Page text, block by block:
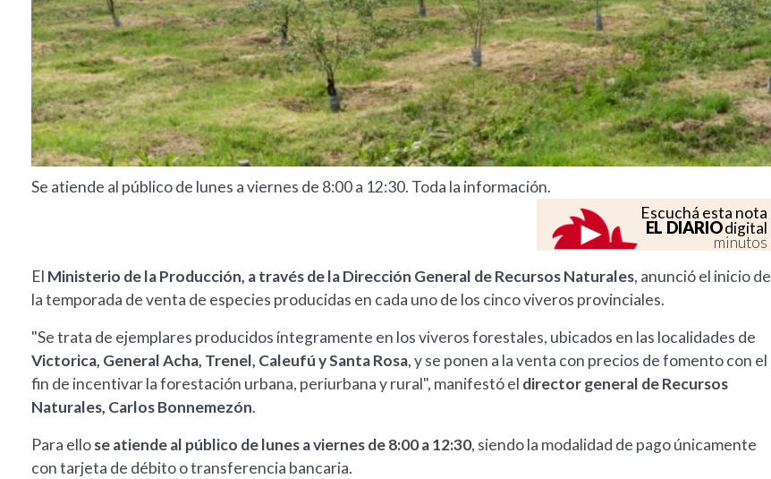
Se atiende al público de lunes a viernes de 8:00 a 12:30. Toda la información.
Escuchá esta nota
EL DIARIOdigital
minutos
El Ministerio de la Producción, a través de la Dirección General de Recursos Naturales, anunció el inicio de
la temporada de venta de especies producidas en cada uno de los cinco viveros provinciales.
"Se trata de ejemplares producidos íntegramente en los viveros forestales, ubicados en las localidades de
Victorica, General Acha, Trenel, Caleufú y Santa Rosa, y se ponen a la venta con precios de fomento con el
fin de incentivar la forestación urbana, periurbana y rural", manifestó el director general de Recursos
Naturales, Carlos Bonnemezón.
Para ellose atiende al público de lunes a viernes de 8:00 a 12:30, siendo la modalidad de pago únicamente
con tarjeta de débito o transferencia bancaria.